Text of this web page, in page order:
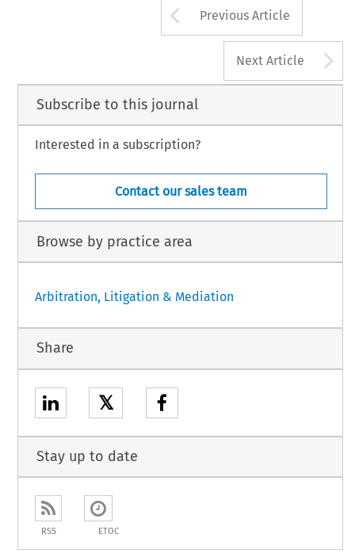
Arrow button
Previous Article
Next Article
Subscribe to this journal
Interested in a subscription?
Contact our sales team
Browse by practice area
Arbitration, Litigation & Mediation
Share
𝕏
Stay up to date
RSS ETOC